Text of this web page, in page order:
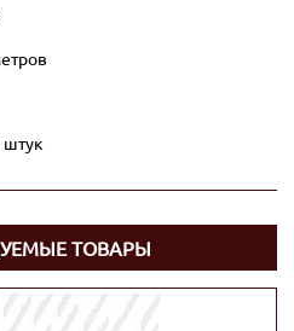
штук
ТОВАРЫ